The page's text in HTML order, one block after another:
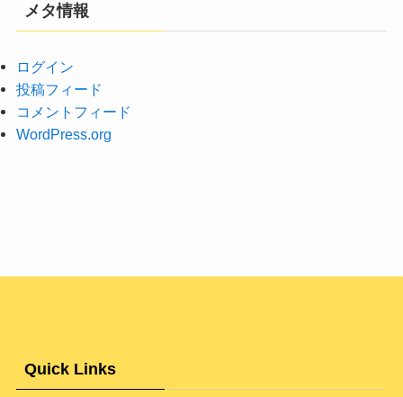
メタ情報
ログイン
投稿フィード
コメントフィード
WordPress.org
Quick Links